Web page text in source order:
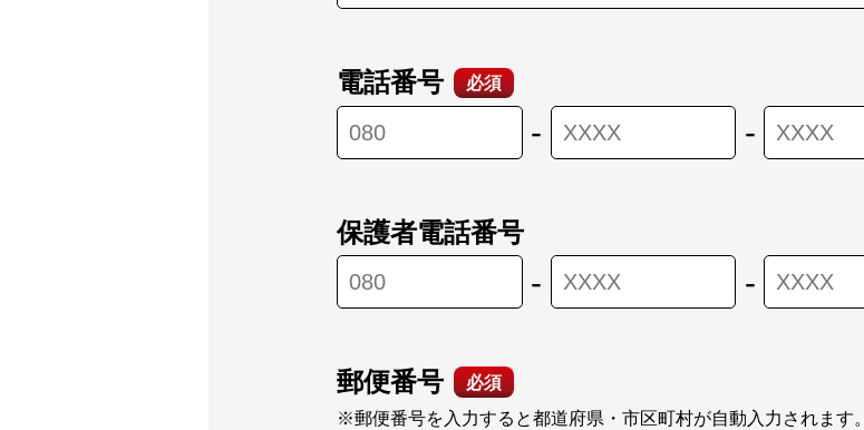
電話番号 必須
- -
保護者電話番号
- -
郵便番号
必須
※郵便番号を入力すると都道府県・市区町村が自動入力されます。